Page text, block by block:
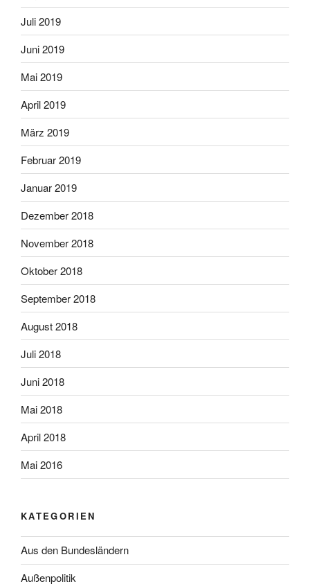
Juli 2019
Juni 2019
Mai 2019
April 2019
März 2019
Februar 2019
Januar 2019
Dezember 2018
November 2018
Oktober 2018
September 2018
August 2018
Juli 2018
Juni 2018
Mai 2018
April 2018
Mai 2016
KATEGORIEN
Aus den Bundesländern
Außenpolitik